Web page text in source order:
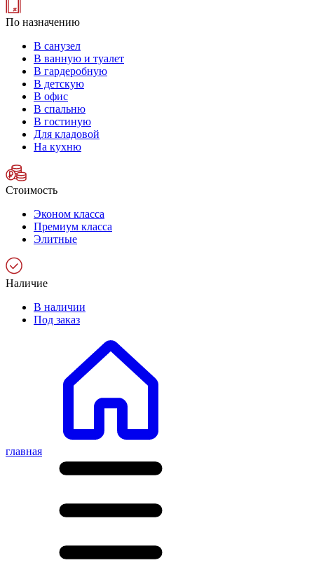
По назначению
В санузел
В ванную и туалет
В гардеробную
В детскую
В офис
В спальню
В гостиную
Для кладовой
На кухню
Стоимость
Эконом класса
Премиум класса
Элитные
Наличие
В наличии
Под заказ
главная